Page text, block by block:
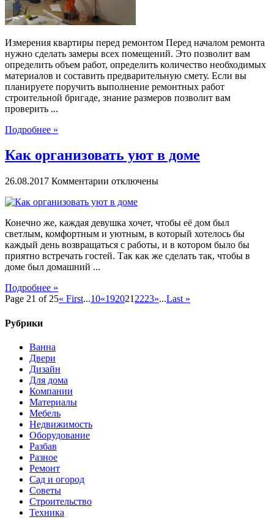
Измерения квартиры перед ремонтом Перед началом ремонта
нужно сделать замеры всех помещений. Это позволит вам
определить объем работ, определить количество необходимых
материалов и составить предварительную смету. Если вы
планируете поручить выполнение ремонтных работ
строительной бригаде, знание размеров позволит вам
проверить ...
Подробнее »
Как организовать уют в доме
26.08.2017 Комментарии к
Как
уют
в
доме
отключены
Конечно же, каждая девушка хочет, чтобы её дом был
светлым, комфортным и уютным, в который хотелось бы
каждый день возвращаться с работы, и в котором было бы
приятно встречать гостей. Так как же сделать так, чтобы в
доме был домашний ...
Подробнее »
Page 21 of 25« First...10«192021 2223»...Last »
Рубрики
Ванна
Двери
Дизайн
Для дома
Компании
Материалы
Мебель
Недвижимость
Оборудование
Разбав
Разное
Ремонт
Сад и огород
Советы
Строительство
Техника